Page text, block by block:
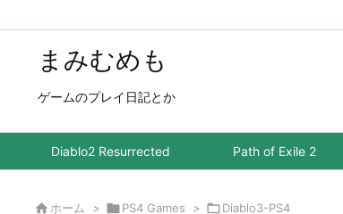
まみむめも
ゲームのプレイ日記とか
Diablo2 Resurrected Path of Exile 2
 ホーム > PS4 Games > Diablo3-PS4